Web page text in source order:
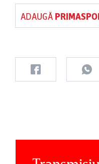
ADAUGĂ